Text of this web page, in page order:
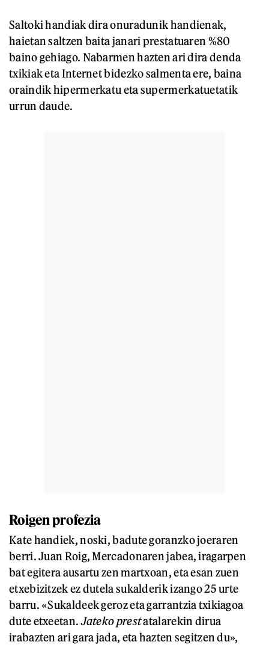
Saltoki handiak dira onuradunik handienak,
haietan saltzen baita janari prestatuaren %80
baino gehiago. Nabarmen hazten ari dira denda
txikiak eta Internet bidezko salmenta ere, baina
oraindik hipermerkatu eta supermerkatuetatik
urrun daude.
Roigen profezia
Kate handiek, noski, badute goranzko joeraren
berri. Juan Roig, Mercadonaren jabea, iragarpen
bat egitera ausartu zen martxoan, eta esan zuen
etxebizitzek ez dutela sukalderik izango 25 urte
barru. «Sukaldeek geroz eta garrantzia txikiagoa
dute etxeetan.Jateko prestatalarekin dirua
irabazten ari gara jada, eta hazten segitzen du»,